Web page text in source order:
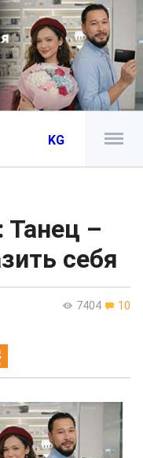
KG
Танец –
себя
7404 10